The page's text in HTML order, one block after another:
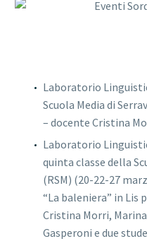
Laboratorio
Scuola Media di
– docente Cristina
Laboratorio
quinta classe della
(RSM) (20-22-27
“La baleniera” in Lis
Cristina Morri,
Gasperoni e due